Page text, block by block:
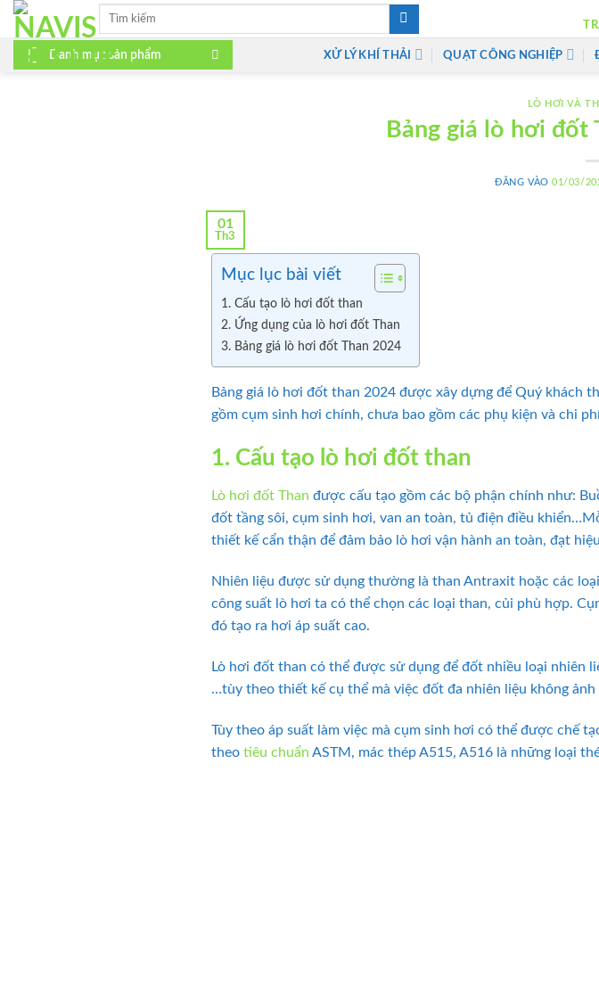
Bỏ
qua
Tìm
Danh mục sản phẩm XỬ LÝ KHÍ THẢI QUẠT CÔNG NGHIỆP
LÒ HƠI VÀ
Bảng giá lò hơi
ĐĂNG VÀO01/03/
01
Th3
Mục lục bài viết
1. Cấu tạo lò hơi đốt than
2. Ứng dụng của lò hơi đốt Than
3. Bảng giá lò hơi đốt Than 2024
Bảng giá lò hơi đốt than 2024 được xây dựng để Quý khách
gồm cụm sinh hơi chính, chưa bao gồm các phụ kiện và chi
1. Cấu tạo lò hơi đốt than
Lò hơi đốt Than được cấu tạo gồm các bộ phận chính như:
đốt tầng sôi, cụm sinh hơi, van an toàn, tủ điện điều
thiết kế cẩn thận để đảm bảo lò hơi vận hành an toàn, đạt
Nhiên liệu được sử dụng thường là than Antraxit hoặc các
công suất lò hơi ta có thể chọn các loại than, củi phù hợp.
đó tạo ra hơi áp suất cao.
Lò hơi đốt than có thể được sử dụng để đốt nhiều loại nhiên
…tùy theo thiết kế cụ thể mà việc đốt đa nhiên liệu không
Tùy theo áp suất làm việc mà cụm sinh hơi có thể được chế
theo tiêu chuẩn ASTM, mác thép A515, A516 là những loại